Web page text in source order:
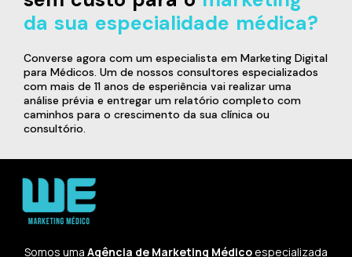
da sua especialidade médica?
Converse agora com um especialista em Marketing Digital
para Médicos. Um de nossos consultores especializados
com mais de 11 anos de esperiência vai realizar uma
análise prévia e entregar um relatório completo com
caminhos para o crescimento da sua clínica ou
consultório.
Somos uma Agência de Marketing Médicoespecializada